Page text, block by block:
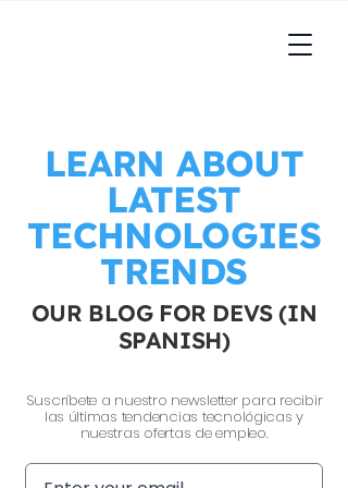
LEARN ABOUT
LATEST
TECHNOLOGIES
TRENDS
OUR BLOG FOR DEVS (IN
SPANISH)
Suscríbete a nuestro newsletter para recibir
las últimas tendencias tecnológicas y
nuestras ofertas de empleo.